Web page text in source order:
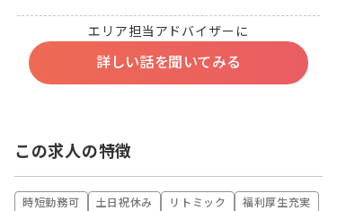
エリア担当アドバイザーに
詳しい話を聞いてみる
この求人の特徴
時短勤務可 土日祝休み リトミック
福利厚生充実